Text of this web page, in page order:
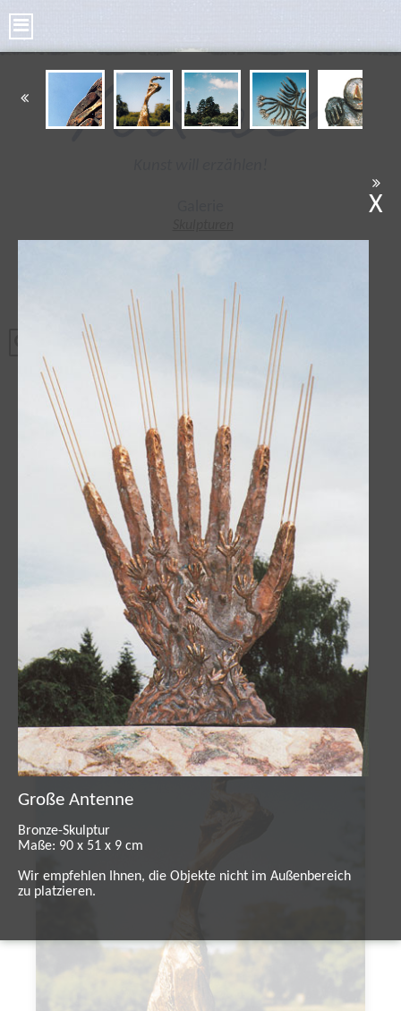
Bronze Taler
Poesie Taler
Tonplastiken
Radierungen
X
Große Antenne
Bronze-Skulptur
Maße: 90 x 51 x 9 cm
Wir empfehlen Ihnen, die Objekte nicht im Außenbereich
zu platzieren.
Engel der Verfolgten